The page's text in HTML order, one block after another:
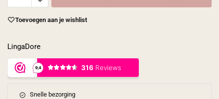
Toevoegen aan je wishlist
LingaDore
Snelle bezorging